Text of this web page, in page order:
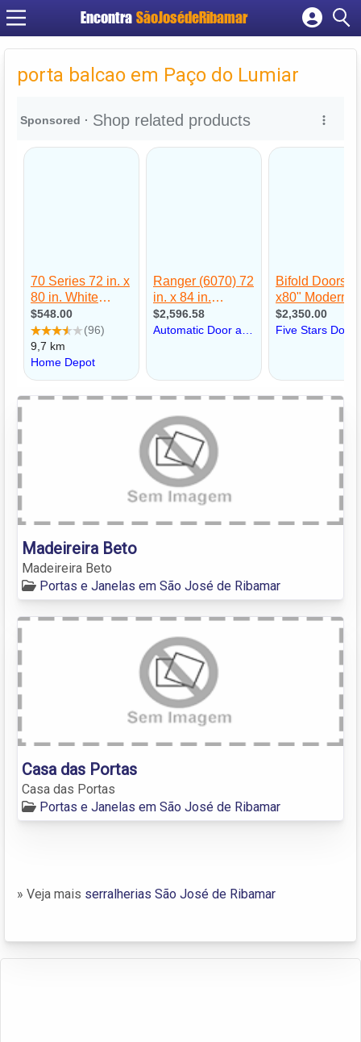
Encontra SãoJosédeRibamar
Cadastrar empresa
Criar conta
porta balcao em Paço do Lumiar
Madeireira Beto
Madeireira Beto
Portas e Janelas em São José de Ribamar
Casa das Portas
Casa das Portas
Portas e Janelas em São José de Ribamar
» Veja mais serralherias São José de Ribamar